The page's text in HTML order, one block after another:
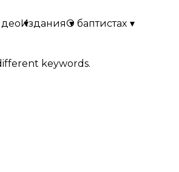
▾
Издания ▾
О баптистах ▾
keywords.